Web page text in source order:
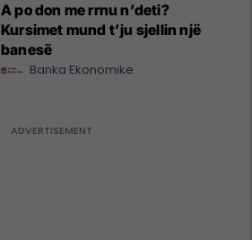
A po don me rrnu n’deti?
Kursimet mund t’ju sjellin një
banesë
Banka Ekonomike